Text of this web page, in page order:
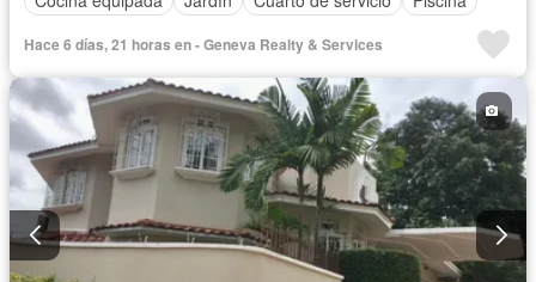
Hace 6 días, 21 horas en - Geneva Realty & Services